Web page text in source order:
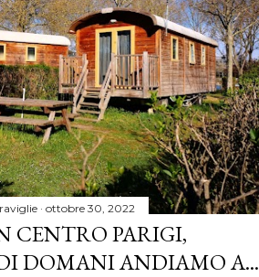
ottobre 30, 2022
CENTRO PARIGI,
DOMANI ANDIAMO A...